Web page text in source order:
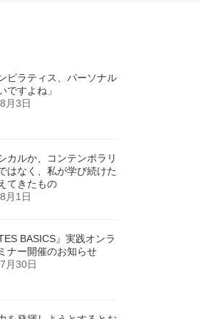
ピラティス、パーソナル
ですよね」
月3日
カルか、コンテンポラリ
はなく、私が学び続けた
てきたもの
月1日
BASICS』実践オンラ
ナー開催のお知らせ
月30日